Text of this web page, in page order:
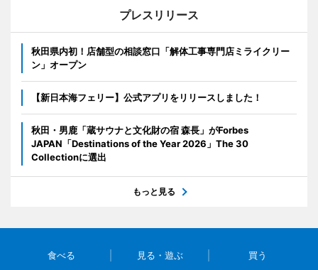
プレスリリース
秋田県内初！店舗型の相談窓口「解体工事専門店ミライクリー
ン」オープン
【新日本海フェリー】公式アプリをリリースしました！
秋田・男鹿「蔵サウナと文化財の宿 森長」がForbes
JAPAN「Destinations of the Year 2026」The 30
Collectionに選出
もっと見る
食べる 見る・遊ぶ 買う